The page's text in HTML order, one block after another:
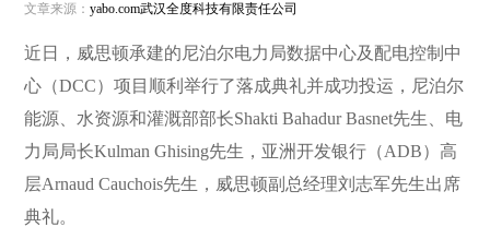
文章来源：yabo.com武汉全度科技有限责任公司
近日，威思顿承建的尼泊尔电力局数据中心及配电控制中
心（DCC）项目顺利举行了落成典礼并成功投运，尼泊尔
能源、水资源和灌溉部部长Shakti Bahadur Basnet先生、电
力局局长Kulman Ghising先生，亚洲开发银行（ADB）高
层Arnaud Cauchois先生，威思顿副总经理刘志军先生出席
典礼。